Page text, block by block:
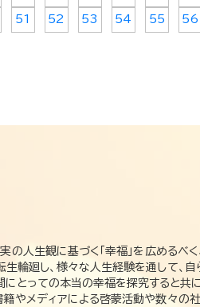
51 52 53 54 55 56
人生観に基づく「幸福」を広めるべ
輪廻し、様々な人生経験を通して、
とっての本当の幸福を探究すると共
やメディアによる啓蒙活動や数々の